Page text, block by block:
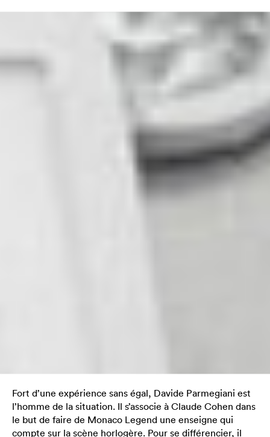
Fort d’une expérience sans égal, Davide Parmegiani est
l’homme de la situation. Il s’associe à Claude Cohen dans
le but de faire de Monaco Legend une enseigne qui
compte sur la scène horlogère. Pour se différencier, il